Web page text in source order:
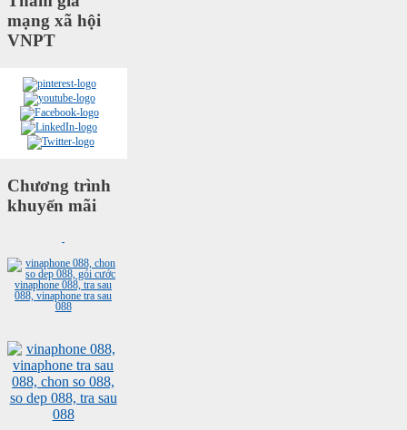
mạng xã hội
VNPT
Chương trình
khuyến mãi